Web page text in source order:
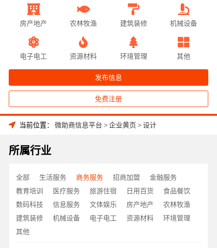
房产地产 农林牧渔 建筑装修 机械设备
电子电工 资源材料 环境管理 其他
发布信息
免费注册
当前位置： 微助商信息平台 >企业黄页 >设计
所属行业
全部 生活服务 商务服务 招商加盟
金融服务
教育培训
医疗服务 旅游住宿 日用百货
食品餐饮
数码科技
信息服务 文体娱乐 房产地产
农林牧渔
建筑装修
机械设备 电子电工 资源材料
环境管理
其他